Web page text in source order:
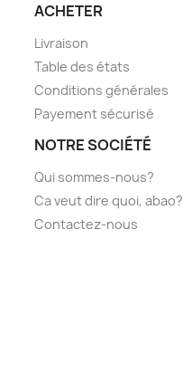
ACHETER
Livraison
Table des états
Conditions générales
Payement sécurisé
NOTRE SOCIÉTÉ
Qui sommes-nous?
Ca veut dire quoi, abao?
Contactez-nous